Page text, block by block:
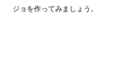
ジョを作ってみましょう。